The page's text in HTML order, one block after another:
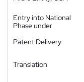
Entry into National
Phase under
Patent Delivery
Translation